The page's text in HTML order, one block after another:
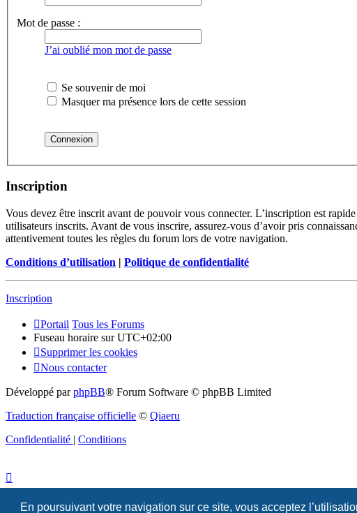
En poursuivant votre navigation sur ce site, vous acceptez
Mot de passe :
J’ai oublié mon mot de passe
Se souvenir de moi
Masquer ma présence lors de cette session
Inscription
Vous devez être inscrit avant de pouvoir vous connecter. L’inscription est
utilisateurs inscrits. Avant de vous inscrire, assurez-vous d’avoir pris
attentivement toutes les règles du forum lors de votre navigation.
Conditions d’utilisation | Politique de confidentialité
Inscription
Portail Tous les Forums
Fuseau horaire surUTC+02:00
Supprimer les cookies
Nous contacter
Développé parphpBB® Forum Software © phpBB Limited
Traduction française officielle © Qiaeru
Confidentialité | Conditions